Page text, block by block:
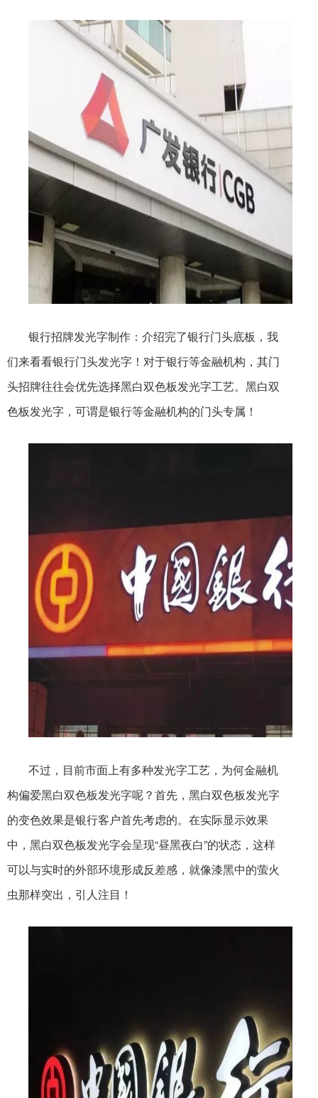
银行招牌发光字制作：介绍完了银行门头底板，我
们来看看银行门头发光字！对于银行等金融机构，其门
头招牌往往会优先选择黑白双色板发光字工艺。黑白双
色板发光字，可谓是银行等金融机构的门头专属！
不过，目前市面上有多种发光字工艺，为何金融机
构偏爱黑白双色板发光字呢？首先，黑白双色板发光字
的变色效果是银行客户首先考虑的。在实际显示效果
中，黑白双色板发光字会呈现“昼黑夜白”的状态，这样
可以与实时的外部环境形成反差感，就像漆黑中的萤火
虫那样突出，引人注目！